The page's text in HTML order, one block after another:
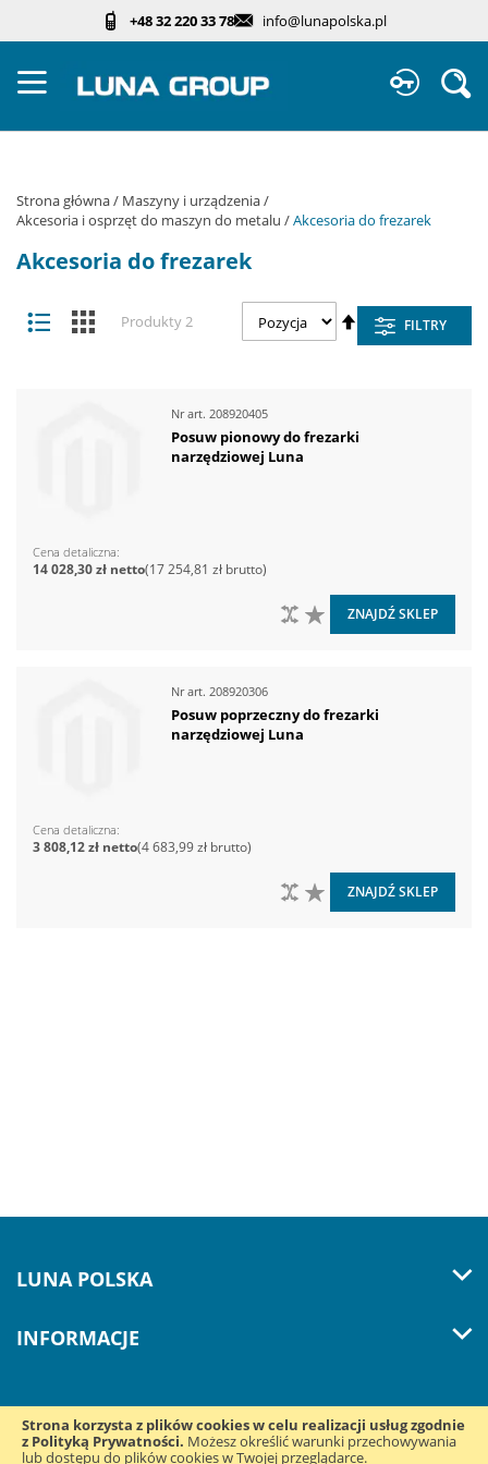
Strona korzysta z plików cookies w celu realizacji usług zgodnie
z Polityką Prywatności. Możesz określić warunki przechowywania
lub dostępu do plików cookies w Twojej przeglądarce.
+48 32 220 33 78 info@lunapolska.pl
Strona główna
Maszyny i urządzenia
Akcesoria i osprzęt do maszyn do metalu
Akcesoria do frezarek
Akcesoria do frezarek
Zobacz
jako
Lista KafelkiProdukty2
Ustaw
kierunek
malejący
FILTRY
Nr art. 208920405
Posuw pionowy do frezarki
narzędziowej Luna
Cena detaliczna
17 254,81 zł
14 028,30 zł
DO LISTY ŻYCZEŃ
DO PORÓWNANIA
ZNAJDŹ SKLEP
Nr art. 208920306
Posuw poprzeczny do frezarki
narzędziowej Luna
Cena detaliczna
4 683,99 zł
3 808,12 zł
DO LISTY ŻYCZEŃ
DO PORÓWNANIA
ZNAJDŹ SKLEP
LUNA POLSKA
INFORMACJE
Śledź nas w mediach